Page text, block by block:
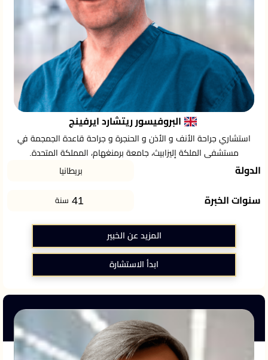
البروفيسور ريتشارد ايرفينج
استشاري جراحة الأنف و الأذن و الحنجرة و جراحة قاعدة الجمجمة في
مستشفى الملكة إليزابيث، جامعة برمنغهام، المملكة المتحدة.
الدولة بريطانيا
سنوات الخبرة 41 سنة
المزيد عن الخبير
ابدأ الاستشارة